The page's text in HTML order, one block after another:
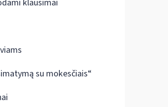
klausimai
su mokesčiais“